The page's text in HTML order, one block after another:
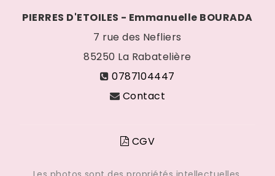
PIERRES D'ETOILES - Emmanuelle BOURADA
7 rue des Nefliers
85250 La Rabatelière
0787104447
Contact
CGV